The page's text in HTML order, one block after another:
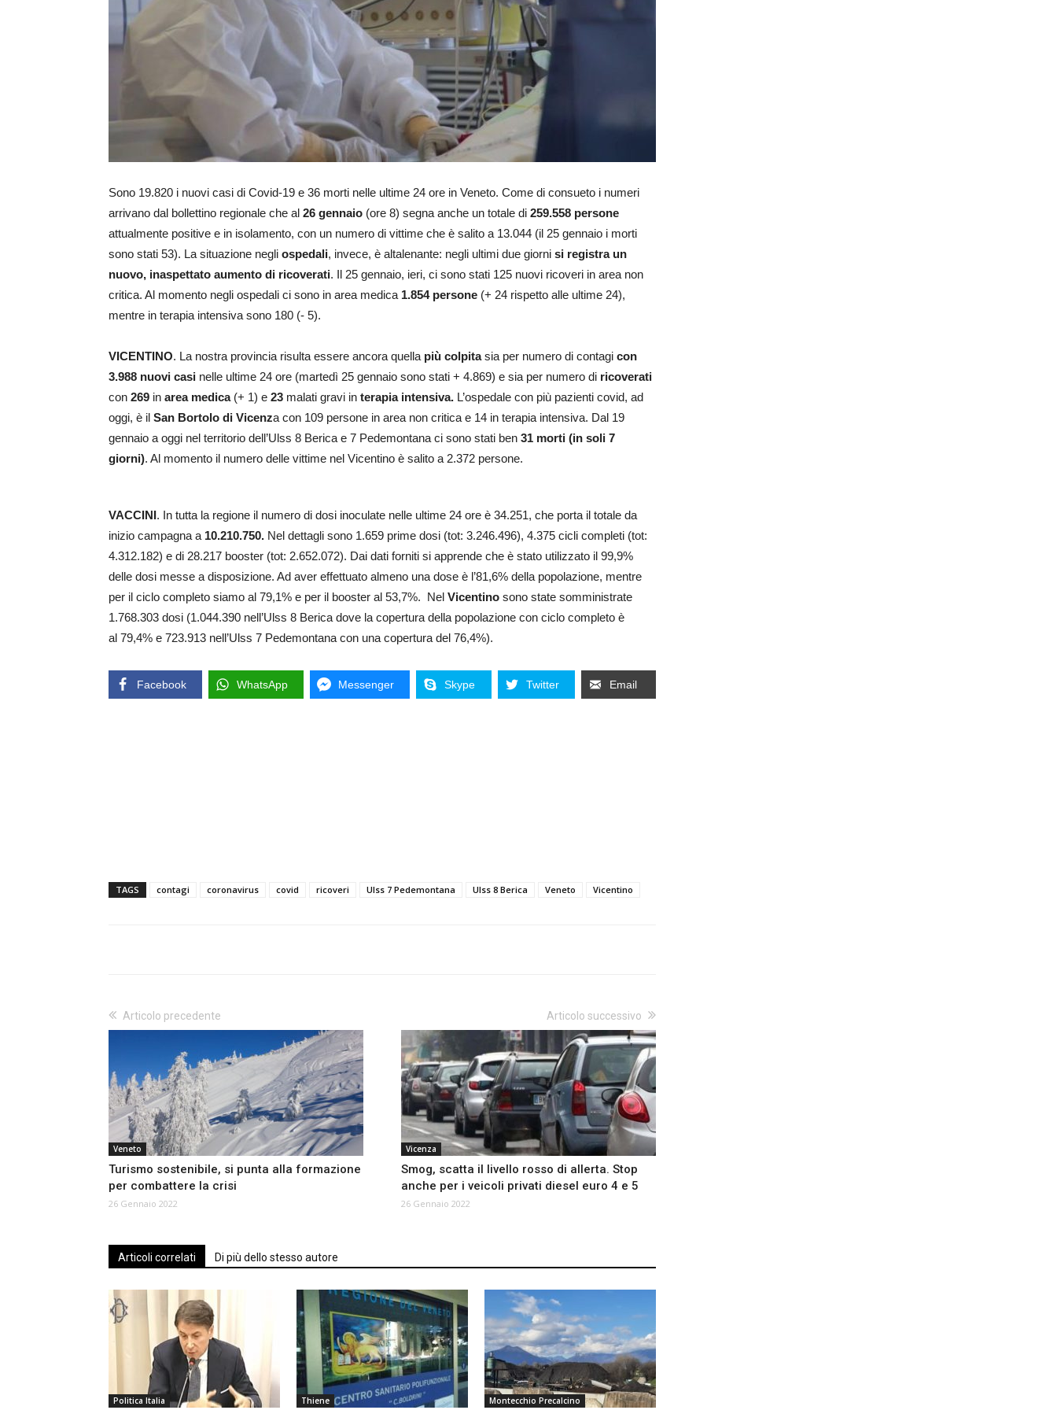
Sono 19.820 i nuovi casi di Covid-19 e 36 morti nelle ultime 24 ore in Veneto. Come di consueto i numeri
arrivano dal bollettino regionale che al 26 gennaio (ore 8) segna anche un totale di 259.558 persone
attualmente positive e in isolamento, con un numero di vittime che è salito a 13.044 (il 25 gennaio i morti
sono stati 53). La situazione negli ospedali, invece, è altalenante: negli ultimi due giorni si registra un
nuovo, inaspettato aumento di ricoverati. Il 25 gennaio, ieri, ci sono stati 125 nuovi ricoveri in area non
critica. Al momento negli ospedali ci sono in area medica 1.854 persone (+ 24 rispetto alle ultime 24),
mentre in terapia intensiva sono 180 (- 5).
VICENTINO. La nostra provincia risulta essere ancora quella più colpitasia per numero di contagi con
3.988 nuovi casi nelle ultime 24 ore (martedì 25 gennaio sono stati + 4.869) e sia per numero di ricoverati
con 269 in area medica(+ 1) e 23 malati gravi in terapia intensiva. L’ospedale con più pazienti covid, ad
oggi, è il San Bortolo di Vicenza con 109 persone in area non critica e 14 in terapia intensiva. Dal 19
gennaio a oggi nel territorio dell’Ulss 8 Berica e 7 Pedemontana ci sono stati ben 31 morti (in soli 7
giorni). Al momento il numero delle vittime nel Vicentino è salito a 2.372 persone.
VACCINI. In tutta la regione il numero di dosi inoculate nelle ultime 24 ore è 34.251, che porta il totale da
inizio campagna a 10.210.750. Nel dettagli sono 1.659 prime dosi (tot: 3.246.496), 4.375 cicli completi (tot:
4.312.182) e di 28.217 booster (tot: 2.652.072). Dai dati forniti si apprende che è stato utilizzato il 99,9%
delle dosi messe a disposizione. Ad aver effettuato almeno una dose è l’81,6% della popolazione, mentre
per il ciclo completo siamo al 79,1% e per il booster al 53,7%. Nel Vicentino sono state somministrate
1.768.303 dosi (1.044.390 nell’Ulss 8 Berica dove la copertura della popolazione con ciclo completo è
al 79,4% e 723.913 nell’Ulss 7 Pedemontana con una copertura del 76,4%).
Facebook WhatsApp Messenger Skype Twitter Email
TAGS contagi coronavirus covid ricoveri Ulss 7 Pedemontana Ulss 8 Berica Veneto Vicentino
Articolo precedente
Veneto
Turismo sostenibile, si punta alla formazione
per combattere la crisi
26 Gennaio 2022
Articolo successivo
Vicenza
Smog, scatta il livello rosso di allerta. Stop
anche per i veicoli privati diesel euro 4 e 5
26 Gennaio 2022
Articoli correlati Di più dello stesso autore
Politica Italia Thiene Montecchio Precalcino